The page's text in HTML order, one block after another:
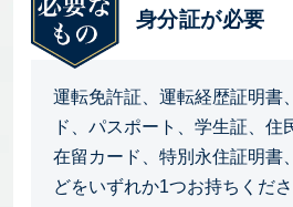
身分証が必要
運転免許証、運転経歴証明書
ド、パスポート、学生証、住
在留カード、特別永住証明書
どをいずれか1つお持ちくださ